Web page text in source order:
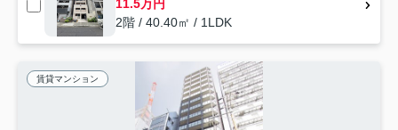
11.5万円
2階 / 40.40㎡ / 1LDK
賃貸マンション